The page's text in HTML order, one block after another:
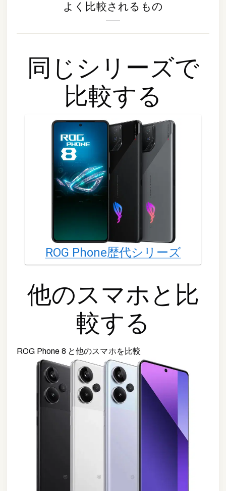
よく比較されるもの
同じシリーズで
比較する
ROG Phone歴代シリーズ
他のスマホと比
較する
ROG Phone 8と他のスマホを比較